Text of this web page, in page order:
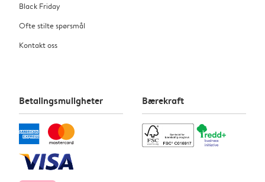
Black Friday
Ofte stilte spørsmål
Kontakt oss
Betalingsmuligheter Bærekraft